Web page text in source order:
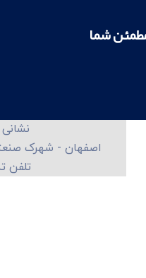
شما
اصفهان - شهرک
تلفن تماس: